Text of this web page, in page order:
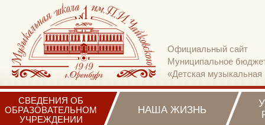
Официальный сайт
Муниципальное
«Детская
СВЕДЕНИЯ ОБ
ОБРАЗОВАТЕЛЬНОМ
УЧРЕЖДЕНИИ
НАША ЖИЗНЬ